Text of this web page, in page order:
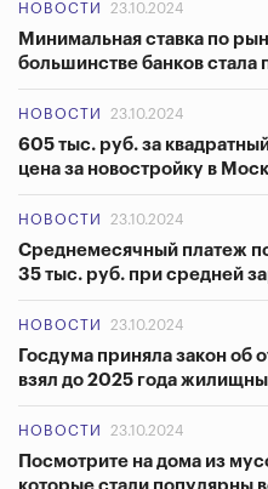
НОВОСТИ 23.10.2024
Минимальная ставка по
большинстве банков стала
НОВОСТИ 23.10.2024
605 тыс. руб. за
цена за новостройку в
НОВОСТИ 23.10.2024
Среднемесячный платеж
35 тыс. руб. при средней
НОВОСТИ 23.10.2024
Госдума приняла закон об
взял до 2025 года
НОВОСТИ 23.10.2024
Посмотрите на дома из